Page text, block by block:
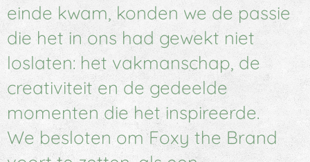
einde kwam, konden we de passie
die het in ons had gewekt niet
loslaten: het vakmanschap, de
creativiteit en de gedeelde
momenten die het inspireerde.
We besloten om Foxy the Brand